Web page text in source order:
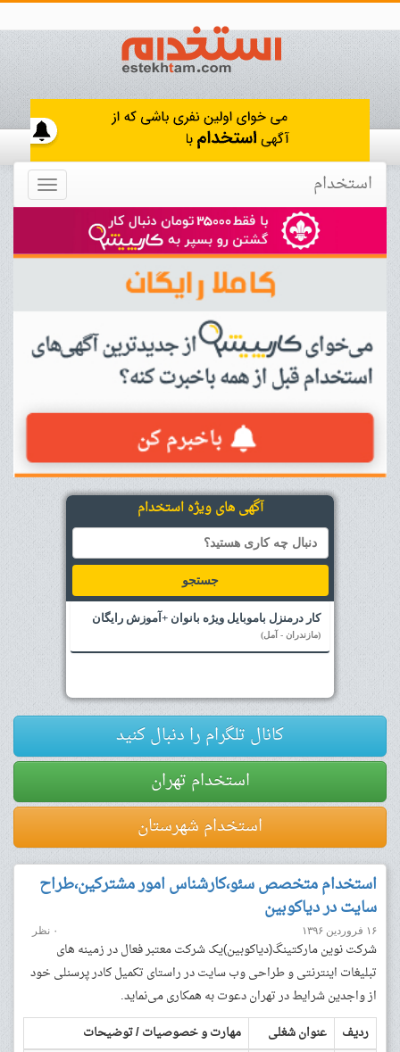
Toggle استخدام
آگهی های ویژه استخدام
جستجو
کار درمنزل باموبایل ویژه بانوان +آموزش رایگان
(مازندران - آمل)
کانال تلگرام را دنبال کنید
استخدام تهران
استخدام شهرستان
استخدام متخصص سئو،کارشناس امور مشترکین،طراح
سایت در دیاکوبین
۱۶ فروردین ۱۳۹۶ ۰ نظر
شرکت نوین مارکتینگ(دیاکوبین)یک شرکت معتبر فعال در زمینه های
تبلیغات اینترنتی و طراحی وب سایت در راستای تکمیل کادر پرسنلی خود
از واجدین شرایط در تهران دعوت به همکاری می‌نماید.
ردیف
عنوان شغلی
مهارت و خصوصیات / توضیحات